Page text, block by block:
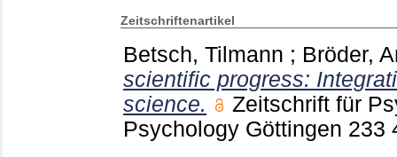
Zeitschriftenartikel
Betsch, Tilmann ; Bröder,
scientific progress:
science.
Zeitschrift für
Psychology Göttingen 233